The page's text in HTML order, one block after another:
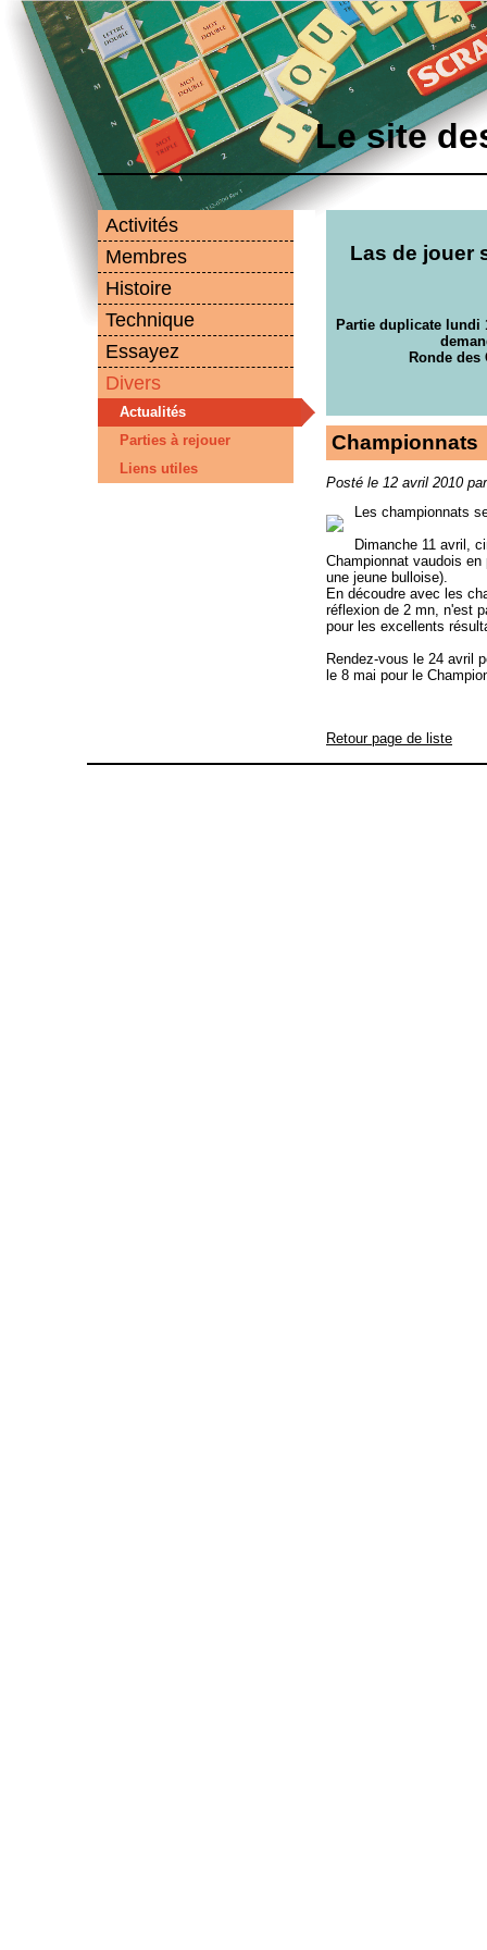
Le site
Activités
Membres
Histoire
Technique
Essayez
Divers
Actualités
Parties à rejouer
Liens utiles
Las de jouer
Partie duplicate lundi
Ronde des
Championnats
Posté le 12 avril 2010
Les championnats
Dimanche 11 avril,
Championnat vaudois
une jeune bulloise).
En découdre avec les
réflexion de 2 mn, n'est
pour les excellents
Rendez-vous le 24 avril
le 8 mai pour le
Retour page de liste